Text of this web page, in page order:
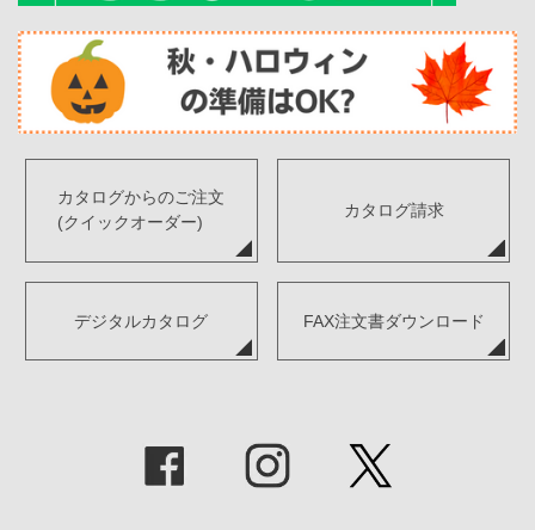
カタログからのご注文
(クイックオーダー)
カタログ請求
デジタルカタログ FAX注文書ダウンロード